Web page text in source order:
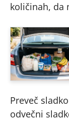
količinah, da
Preveč
odvečni